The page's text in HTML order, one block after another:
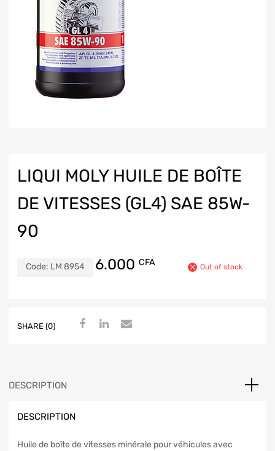
LIQUI MOLY HUILE DE BOÎTE
DE VITESSES (GL4) SAE 85W-
90
Code: LM 8954 6.000 CFA Out of stock
SHARE (0)
DESCRIPTION
DESCRIPTION
Huile de boîte de vitesses minérale pour véhicules avec